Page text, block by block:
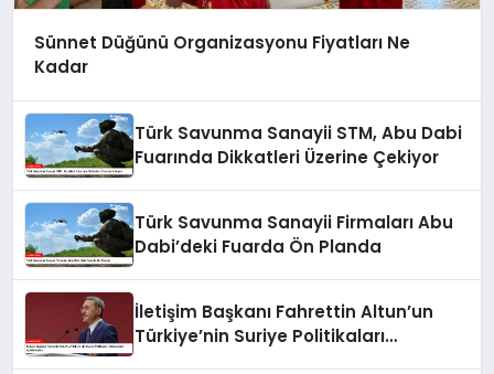
Sünnet Düğünü Organizasyonu Fiyatları Ne
Kadar
Türk Savunma Sanayii STM, Abu Dabi
Fuarında Dikkatleri Üzerine Çekiyor
Türk Savunma Sanayii Firmaları Abu
Dabi’deki Fuarda Ön Planda
İletişim Başkanı Fahrettin Altun’un
Türkiye’nin Suriye Politikaları